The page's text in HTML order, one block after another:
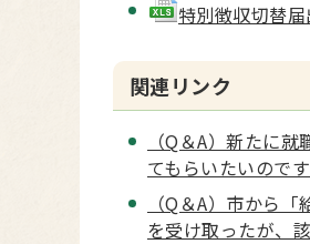
特別徴収切替
関連リンク
（Q＆A）新たに
てもらいたいので
（Q＆A）市から
を受け取ったが、